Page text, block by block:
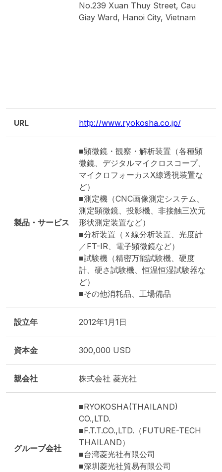
No.239 Xuan Thuy Street, Cau
Giay Ward, Hanoi City, Vietnam
URL http://www.ryokosha.co.jp/
製品・サービス
■顕微鏡・観察・解析装置（各種顕
微鏡、デジタルマイクロスコープ、
マイクロフォーカスX線透視装置な
ど）
■測定機（CNC画像測定システム、
測定顕微鏡、投影機、非接触三次元
形状測定装置など）
■分析装置（Ｘ線分析装置、光度計
／FT-IR、電子顕微鏡など）
■試験機（精密万能試験機、硬度
計、硬さ試験機、恒温恒湿試験器な
ど）
■その他消耗品、工場備品
設立年 2012年1月1日
資本金 300,000 USD
親会社 株式会社 菱光社
グループ会社
■RYOKOSHA(THAILAND)
CO.,LTD.
■F.T.T.CO.,LTD.（FUTURE-TECH
THAILAND）
■台湾菱光社有限公司
■深圳菱光社貿易有限公司